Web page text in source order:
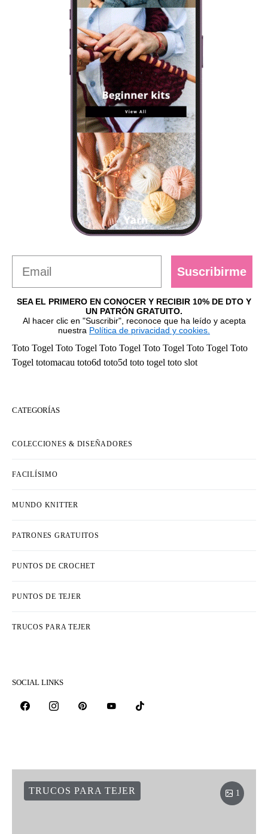
Suscribirme
SEA EL PRIMERO EN CONOCER Y RECIBIR 10% DE DTO Y
UN PATRÓN GRATUITO.
Al hacer clic en "Suscribir", reconoce que ha leído y acepta
nuestra Política de privacidad y cookies.
Toto Togel Toto Togel Toto Togel Toto Togel Toto Togel Toto
Togel totomacau toto6d toto5d toto togel toto slot
CATEGORÍAS
COLECCIONES & DISEÑADORES
FACILÍSIMO
MUNDO KNITTER
PATRONES GRATUITOS
PUNTOS DE CROCHET
PUNTOS DE TEJER
TRUCOS PARA TEJER
SOCIAL LINKS
1
TRUCOS PARA TEJER